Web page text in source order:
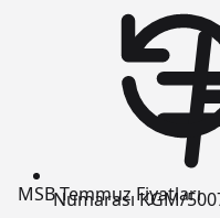
MSB Temmuz Fiyatları
Numarası KGM/